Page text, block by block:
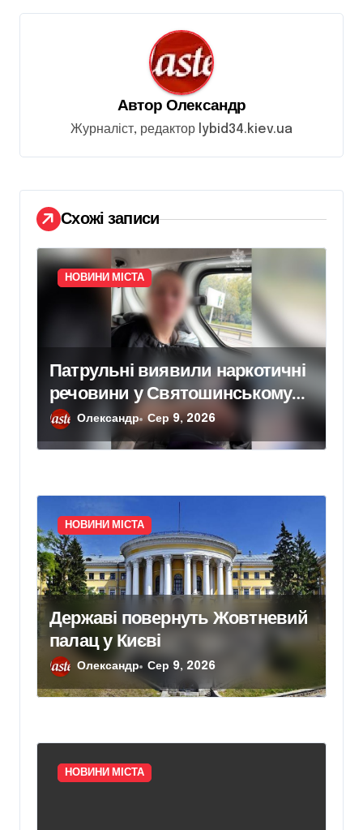
ц
п
с
і
в
Автор Олександр
Журналіст, редактор lybid34.kiev.ua
Схожі записи
НОВИНИ МІСТА
Патрульні виявили наркотичні
речовини у Святошинському
районіОлександр Сер 9, 2026
НОВИНИ МІСТА
Державі повернуть Жовтневий
палац у Києві
Олександр Сер 9, 2026
НОВИНИ МІСТА